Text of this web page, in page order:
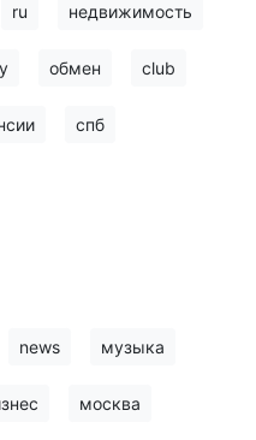
ru недвижимость
обмен club
спб
news музыка
москва